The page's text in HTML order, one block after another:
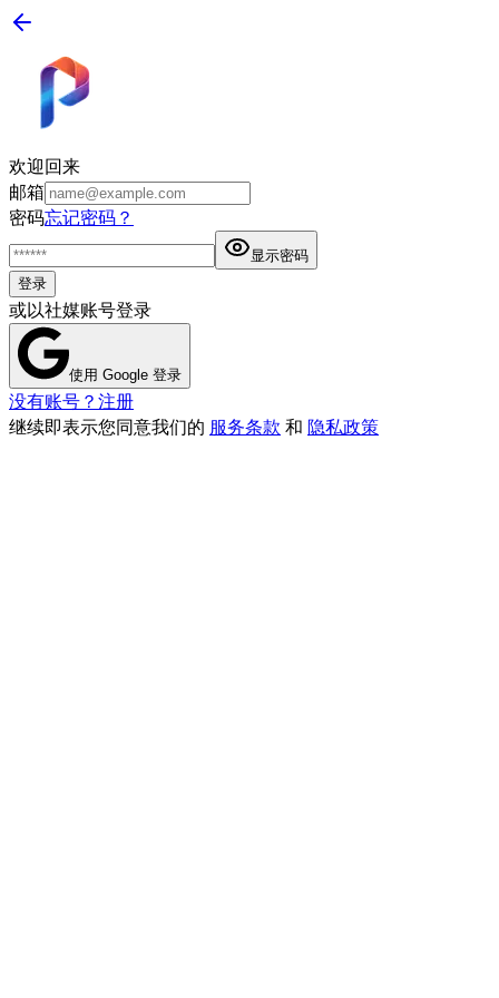
欢迎回来
邮箱
密码忘记密码？
显示密码
登录
或以社媒账号登录
使用 Google 登录
没有账号？注册
继续即表示您同意我们的 服务条款 和 隐私政策